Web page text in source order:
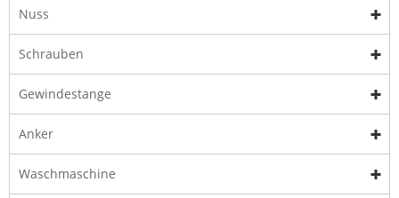
Nuss
Schrauben
Gewindestange
Anker
Waschmaschine